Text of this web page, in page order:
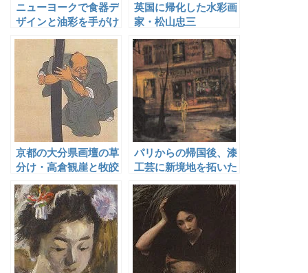
ニューヨークで食器デ
ザインと油彩を手がけ
た古田土雅堂
英国に帰化した水彩画
家・松山忠三
京都の大分県画壇の草
分け・高倉観崖と牧皎
堂
パリからの帰国後、漆
工芸に新境地を拓いた
小澤秋成